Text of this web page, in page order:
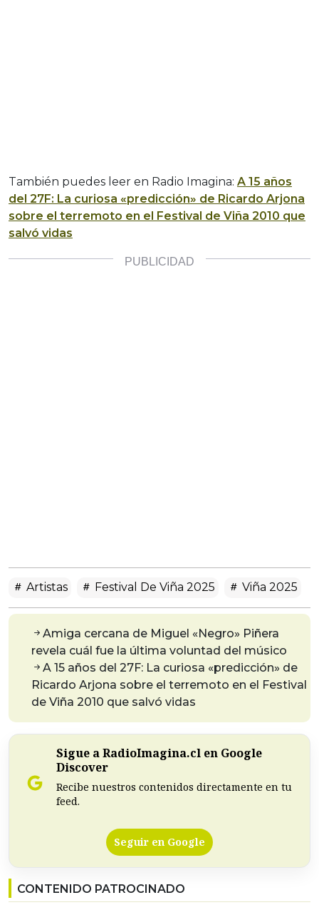
También puedes leer en Radio Imagina: A 15 años
del 27F: La curiosa «predicción» de Ricardo Arjona
sobre el terremoto en el Festival de Viña 2010 que
salvó vidas
Artistas Festival De Viña 2025 Viña 2025
Amiga cercana de Miguel «Negro» Piñera
revela cuál fue la última voluntad del músico
A 15 años del 27F: La curiosa «predicción» de
Ricardo Arjona sobre el terremoto en el Festival
de Viña 2010 que salvó vidas
Sigue a RadioImagina.cl en Google
Discover
Recibe nuestros contenidos directamente en tu
feed.
Seguir en Google
CONTENIDO PATROCINADO